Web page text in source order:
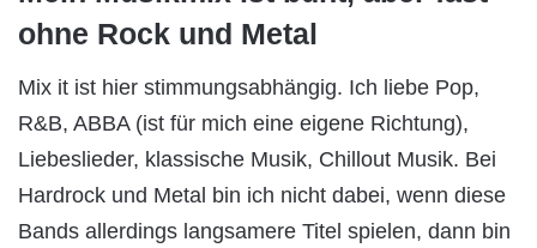
ohne Rock und Metal
Mix it ist hier stimmungsabhängig. Ich liebe Pop,
R&B, ABBA (ist für mich eine eigene Richtung),
Liebeslieder, klassische Musik, Chillout Musik. Bei
Hardrock und Metal bin ich nicht dabei, wenn diese
Bands allerdings langsamere Titel spielen, dann bin